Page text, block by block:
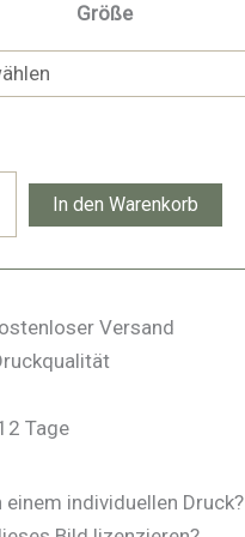
Größe
In den Warenkorb
Versand
Tage
individuellen Druck?